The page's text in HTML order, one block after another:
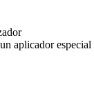
aplicador especial